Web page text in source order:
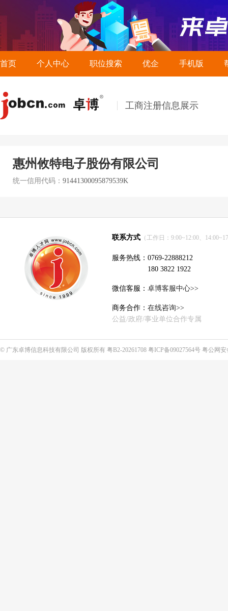
首页 个人中心 职位搜索 优企 手机版
工商注册信息展示
惠州攸特电子股份有限公司
统一信用代码： 91441300095879539K
联系方式 （工作日：9:00~12:00、
服务热线：0769-22888212
180 3822 1922
微信客服： 卓博客服中心>>
商务合作： 在线咨询>>
公益/政府/事业单位合作专属
© 广东卓博信息科技有限公司 版权所有 粤B2-20261708 粤ICP备09027564号 粤公网安